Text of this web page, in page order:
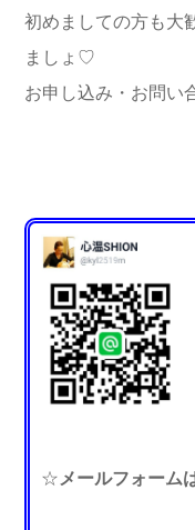
初めましての方も大
ましょ♡
お申し込み・お問い
☆ メールフォーム